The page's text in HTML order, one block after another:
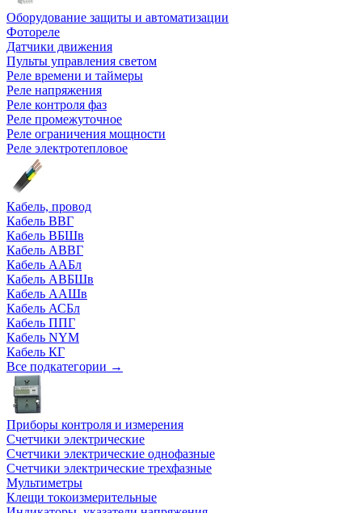
Оборудование защиты и автоматизации
Фотореле
Датчики движения
Пульты управления светом
Реле времени и таймеры
Реле напряжения
Реле контроля фаз
Реле промежуточное
Реле ограничения мощности
Реле электротепловое
Кабель, провод
Кабель ВВГ
Кабель ВБШв
Кабель АВВГ
Кабель ААБл
Кабель АВБШв
Кабель ААШв
Кабель АСБл
Кабель ППГ
Кабель NYM
Кабель КГ
Все подкатегории →
Приборы контроля и измерения
Счетчики электрические
Счетчики электрические однофазные
Счетчики электрические трехфазные
Мультиметры
Клещи токоизмерительные